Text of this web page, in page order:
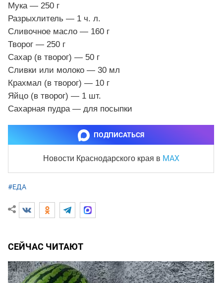
Мука — 250 г
Разрыхлитель — 1 ч. л.
Сливочное масло — 160 г
Творог — 250 г
Сахар (в творог) — 50 г
Сливки или молоко — 30 мл
Крахмал (в творог) — 10 г
Яйцо (в творог) — 1 шт.
Сахарная пудра — для посыпки
ПОДПИСАТЬСЯ
Новости Краснодарского края в MAX
#ЕДА
СЕЙЧАС ЧИТАЮТ